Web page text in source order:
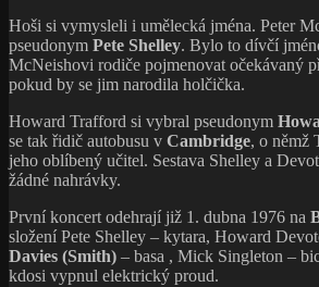
Hoši si vymysleli i umělecká jména. Peter
pseudonym Pete Shelley. Bylo to dívčí
McNeishovi rodiče pojmenovat očekávaný
pokud by se jim narodila holčička.
Howard Trafford si vybral pseudonym
se tak řidič autobusu v Cambridge, o němž
jeho oblíbený učitel. Sestava Shelley a
žádné nahrávky.
První koncert odehrají již 1. dubna 1976 na
složení Pete Shelley – kytara, Howard
Davies (Smith) – basa , Mick Singleton –
kdosi vypnul elektrický proud.